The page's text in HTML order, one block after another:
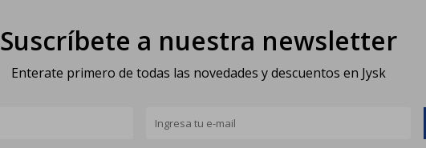
Suscríbete a nuestra newsletter
Enterate primero de todas las novedades y descuentos en Jysk